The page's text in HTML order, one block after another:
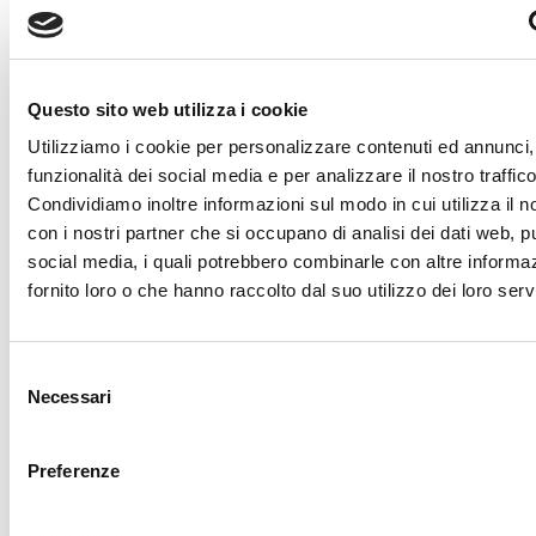
Questo sito web utilizza i cookie
Utilizziamo i cookie per personalizzare contenuti ed
funzionalità dei social media e per analizzare il nostro
Condividiamo inoltre informazioni sul modo in cui utilizza il
con i nostri partner che si occupano di analisi dei dati web,
social media, i quali potrebbero combinarle con altre
fornito loro o che hanno raccolto dal suo utilizzo dei loro
delNecessari
Preferenze
pizze e una cucina raffinata
MAIN SPONSOR
ASCOLTA IL NOSTRO PROMO E
SCOPRI TUTTI I SOSTENITORI